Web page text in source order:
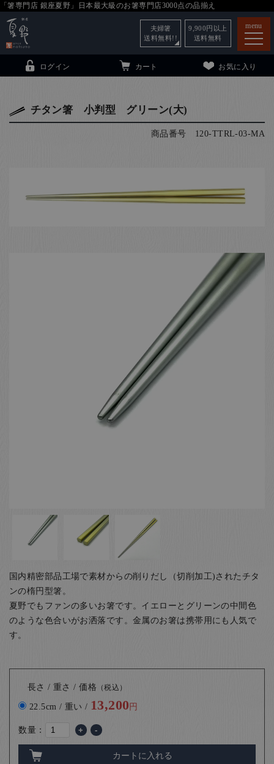
「箸専門店 銀座夏野」日本最大級のお箸専門店3000点の品揃え
menu
ログイン カート お気に入り
夫婦箸
送料無料!!
9,900 円以上
送料無料
チタン箸 小判型 グリーン(大)
商品番号 120-TTRL-03-MA
国内精密部品工場で素材からの削りだし（切削加工)されたチタ
ンの楕円型箸。
夏野でもファンの多いお箸です。イエローとグリーンの中間色
のような色合いがお洒落です。金属のお箸は携帯用にも人気で
す。
長さ / 重さ / 価格 （税込）
22.5cm / 重い / 13,200円
数量： + -
カートに入れる